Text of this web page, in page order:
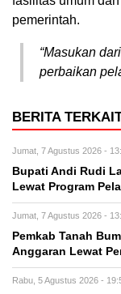
pemerintah.
“Masukan
perbaikan
BERITA
Jumat, 7 Agustus 2026 -
Bupati Andi Rudi
Lewat Program
Jumat, 7 Agustus 2026 -
Pemkab Tanah
Anggaran Lewat
Rabu, 5 Agustus 2026 -